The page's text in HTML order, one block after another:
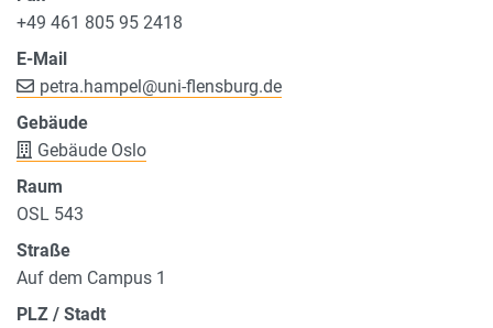
+49 461 805 95 2418
E-Mail
petra.hampel@uni-flensburg.de
Gebäude
Gebäude Oslo
Raum
OSL 543
Straße
Auf dem Campus 1
PLZ / Stadt